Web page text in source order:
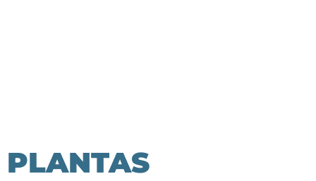
PLANTAS